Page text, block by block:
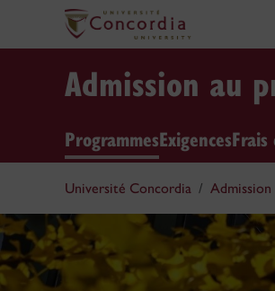
Admission au
ProgrammesExigences
Université Concordia Admission